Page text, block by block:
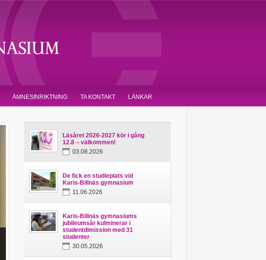
ÄMNESINRIKTNING TA KONTAKT LÄNKAR
Läsåret 2026-2027 kör i gång
12.8 – välkommen!
03.08.2026
De fick en studieplats vid
Karis-Billnäs gymnasium
11.06.2026
Karis-Billnäs gymnasiums
jubileumsår kulminerar i
studentdimission med 31
studenter
30.05.2026